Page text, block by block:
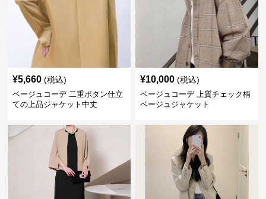
¥5,660 (税込)
ベージュコーデ 二重ボタン仕立
ての上品ジャケット中丈
¥10,000 (税込)
ベージュコーデ 上質チェック柄
ベージュジャケット